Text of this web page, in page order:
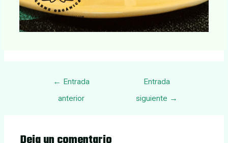
Navegación
← Entrada
anterior
Entrada
siguiente →